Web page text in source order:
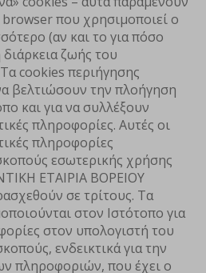
που χρησιμοποιεί ο
(αν και το για πόσο
ζωής του
cookies περιήγησης
βελτιώσουν την πλοήγηση
και για να συλλέξουν
πληροφορίες. Αυτές οι
πληροφορίες
εσωτερικής χρήσης
ΕΤΑΙΡΙΑ ΒΟΡΕΙΟΥ
σε τρίτους. Τα
στον Ιστότοπο για
στον υπολογιστή του
ενδεικτικά για την
πληροφοριών, που έχει ο